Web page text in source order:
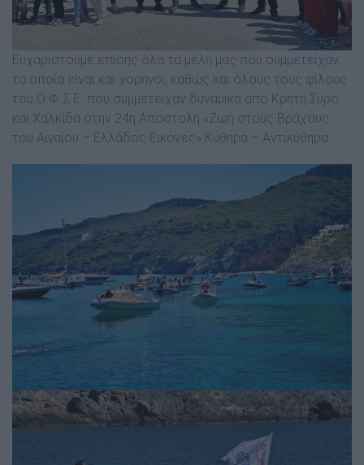
Ευχαριστούμε επίσης όλα τα μέλη μας που συμμετείχαν,
τα οποία είναι και χορηγοί, καθώς και όλους τους φίλους
του Ο.Φ.Σ.Ε. που συμμετείχαν δυναμικά από Κρήτη Σύρο
και Χαλκίδα στην 24η Αποστολή «Ζωή στους Βράχους
του Αιγαίου – Ελλάδος Εικόνες» Κύθηρα – Αντικύθηρα.